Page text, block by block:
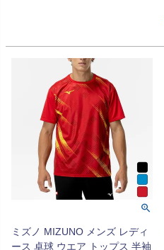
ミズノ MIZUNO メンズ レディ
ース 卓球 ウエア トップス 半袖